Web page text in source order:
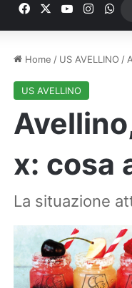
FacebookYou Tube
Home / US AVELLINO /
US AVELLINO
x: cosa
La situazione